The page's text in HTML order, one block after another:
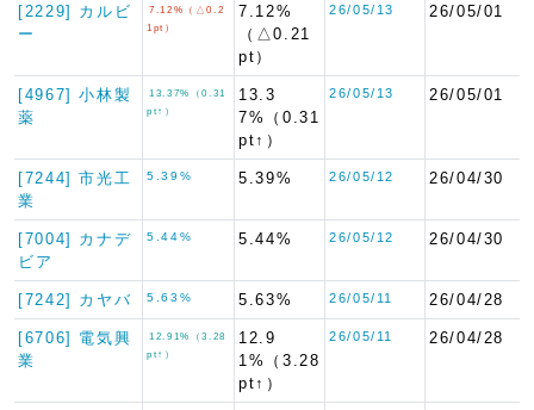
[2229] カルビ
ー
7.12%（△0.2
1pt）
7.12%
（△0.21
pt）
26/05/13 26/05/01
[4967] 小林製
薬
13.37%（0.31
pt↑）
13.3
7%（0.31
pt↑）
26/05/13 26/05/01
[7244] 市光工
業
5.39% 5.39% 26/05/12 26/04/30
[7004] カナデ
ビア
5.44% 5.44% 26/05/12 26/04/30
[7242] カヤバ 5.63% 5.63% 26/05/11 26/04/28
[6706] 電気興
業
12.91%（3.28
pt↑）
12.9
1%（3.28
pt↑）
26/05/11 26/04/28